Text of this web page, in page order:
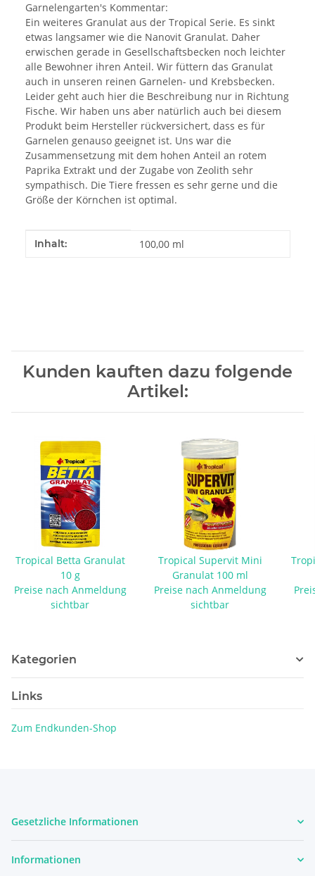
Garnelengarten's Kommentar:
Ein weiteres Granulat aus der Tropical Serie. Es sinkt
etwas langsamer wie die Nanovit Granulat. Daher
erwischen gerade in Gesellschaftsbecken noch leichter
alle Bewohner ihren Anteil. Wir füttern das Granulat
auch in unseren reinen Garnelen- und Krebsbecken.
Leider geht auch hier die Beschreibung nur in Richtung
Fische. Wir haben uns aber natürlich auch bei diesem
Produkt beim Hersteller rückversichert, dass es für
Garnelen genauso geeignet ist. Uns war die
Zusammensetzung mit dem hohen Anteil an rotem
Paprika Extrakt und der Zugabe von Zeolith sehr
sympathisch. Die Tiere fressen es sehr gerne und die
Größe der Körnchen ist optimal.
Produkteigenschaft
Wert
Inhalt: 100,00 ml
Kunden kauften dazu folgende
Artikel:
Tropical Betta Granulat
10 g
Preise nach Anmeldung
sichtbar
Tropical Supervit Mini
Granulat 100 ml
Preise nach Anmeldung
sichtbar
Kategorien
Links
Zum Endkunden-Shop
Gesetzliche Informationen
Informationen